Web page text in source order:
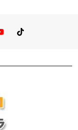
You TubeTikTok